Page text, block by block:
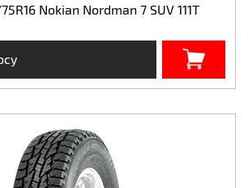
Nokian Nordman 7 SUV 111T